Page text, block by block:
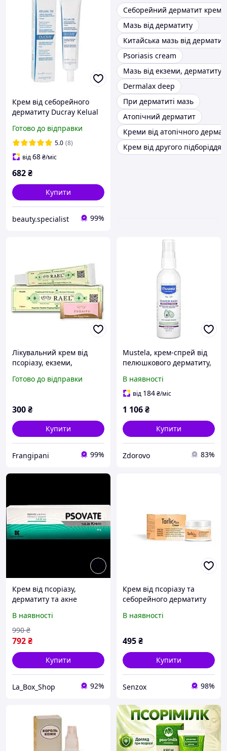
Крем від себорейного
дерматиту Ducray Kelual
Готово до відправки
5.0 (8)
від68₴/міс
682₴
Купити
beauty.specialist 99%
Себорейний дерматит крем
Мазь від дерматиту
Китайська мазь від
Psoriasis cream
Мазь від екземи, дерматиту
Dermalax deep
При дерматиті мазь
Атопічний дерматит
Креми від атопічного
Крем від другого підборіддя
Лікувальний крем від
псоріазу, екземи,
лишаю 15 г
Готово до відправки
300₴
Купити
Frangipani 99%
Mustela, крем-спрей від
пелюшкового дерматиту,
88&nbsp;мл (3&nbsp;рідк.
унції)
В наявності
від 184₴/міс
1 106₴
Купити
Zdorovo 83%
Крем від псоріазу,
дерматиту та акне
В наявності
792₴
990 ₴
Купити
La_Box_Shop 92%
Крем від псоріазу та
себорейного дерматиту
В наявності
495₴
Купити
Senzox 98%